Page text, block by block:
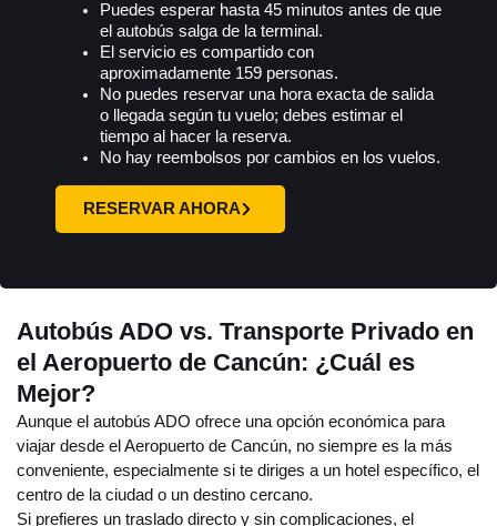
Puedes esperar hasta 45 minutos antes de que
el autobús salga de la terminal.
El servicio es compartido con
aproximadamente 159 personas.
No puedes reservar una hora exacta de salida
o llegada según tu vuelo; debes estimar el
tiempo al hacer la reserva.
No hay reembolsos por cambios en los vuelos.
RESERVAR AHORA
Autobús ADO vs. Transporte Privado en
el Aeropuerto de Cancún: ¿Cuál es
Mejor?
Aunque el autobús ADO ofrece una opción económica para
viajar desde el Aeropuerto de Cancún, no siempre es la más
conveniente, especialmente si te diriges a un hotel específico, el
centro de la ciudad o un destino cercano.
Si prefieres un traslado directo y sin complicaciones, el